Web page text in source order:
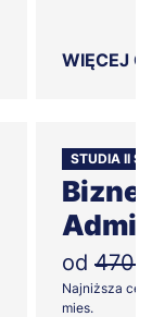
WIĘCEJ
STUDIA II
od 470zł
Najniższa
mies.